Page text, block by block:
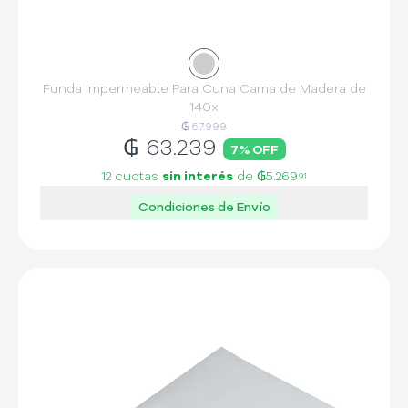
Funda impermeable Para Cuna Cama de Madera de
140x
₲ 67.999
₲ 63.239 7% OFF
12 cuotas sin interés de ₲5.269 91
Condiciones de Envío